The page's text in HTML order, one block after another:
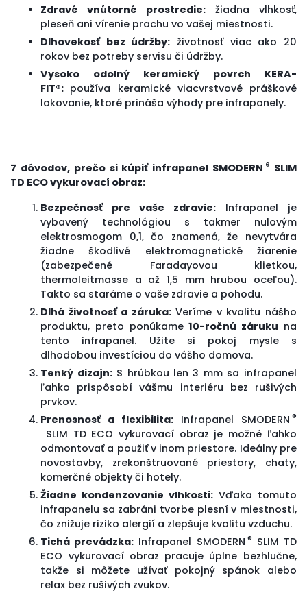
Zdravé vnútorné prostredie:
žiadna vlhkosť,
pleseň ani vírenie prachu vo vašej miestnosti.
Dlhovekosť bez údržby: životnosť viac ako 20
rokov bez potreby servisu či údržby.
Vysoko odolný keramický povrch KERA-
FIT®: používa keramické viacvrstvové práškové
lakovanie, ktoré prináša výhody pre infrapanely.
7 dôvodov, prečo si kúpiť infrapanel SMODERN ® SLIM
TD ECOvykurovací obraz:
Bezpečnosť pre vaše zdravie:
Infrapanel je
vybavený technológiou s takmer nulovým
elektrosmogom 0,1, čo znamená, že nevytvára
žiadne škodlivé elektromagnetické žiarenie
(zabezpečené Faradayovou klietkou,
thermoleitmasse a až 1,5 mm hrubou oceľou).
Takto sa staráme o vaše zdravie a pohodu.
Dlhá životnosť a záruka: Veríme v kvalitu nášho
produktu, preto ponúkame 10-ročnú záruku na
tento infrapanel. Užite si pokoj mysle s
dlhodobou investíciou do vášho domova.
Tenký dizajn: S hrúbkou len 3 mm sa infrapanel
ľahko prispôsobí vášmu interiéru bez rušivých
prvkov.
Prenosnosť a flexibilita: Infrapanel SMODERN ®
SLIM TD ECO vykurovací obraz je možné ľahko
odmontovať a použiť v inom priestore. Ideálny pre
novostavby, zrekonštruované priestory, chaty,
komerčné objekty či hotely.
Žiadne kondenzovanie vlhkosti: Vďaka tomuto
infrapanelu sa zabráni tvorbe plesní v miestnosti,
čo znižuje riziko alergií a zlepšuje kvalitu vzduchu.
Tichá prevádzka: Infrapanel SMODERN ® SLIM TD
ECO vykurovací obraz pracuje úplne bezhlučne,
takže si môžete užívať pokojný spánok alebo
relax bez rušivých zvukov.